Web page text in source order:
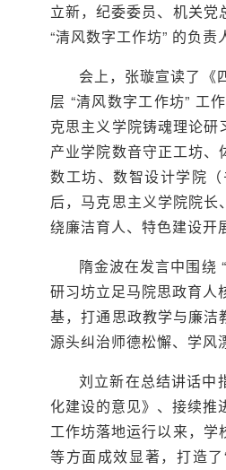
立新，纪委委员、机关
“清风数字工作坊” 的负
会上，张璇宣读了《
层 “清风数字工作坊” 工
克思主义学院铸魂理论
产业学院数音守正工坊
数工坊、数智设计学院
后，马克思主义学院院
绕廉洁育人、特色建设开
隋金波在发言中围绕
研习坊立足马院思政育人
基，打通思政教学与廉
源头纠治师德松懈、学风
刘立新在总结讲话中
化建设的意见》、接续推
工作坊落地运行以来，
等方面成效显著，打造